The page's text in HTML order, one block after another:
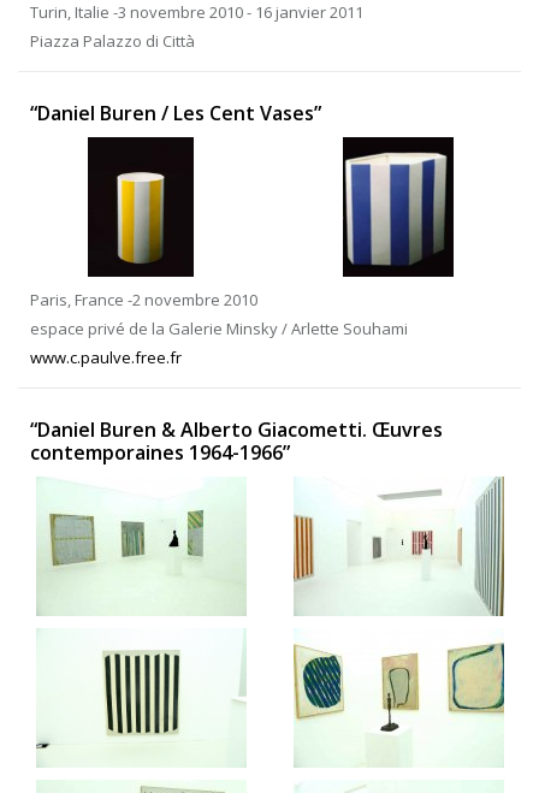
Turin, Italie -3 novembre 2010 - 16 janvier 2011
Piazza Palazzo di Città
“Daniel Buren / Les Cent Vases”
Paris, France -2 novembre 2010
espace privé de la Galerie Minsky / Arlette Souhami
www.c.paulve.free.fr
“Daniel Buren & Alberto Giacometti. Œuvres
contemporaines 1964-1966”